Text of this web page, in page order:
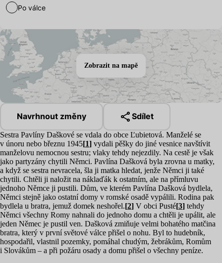
Po válce
Zobrazit na mapě
Navrhnout změny Sdílet
Sestra Pavlíny Daškové se vdala do obce Ľubietová. Manželé se
v únoru nebo březnu 1945[1] vydali pěšky do jiné vesnice navštívit
manželovu nemocnou sestru; vlaky tehdy nejezdily. Na cestě je však
jako partyzány chytili Němci. Pavlína Dašková byla zrovna u matky,
a když se sestra nevracela, šla ji matka hledat, jenže Němci ji také
chytili. Chtěli ji naložit na náklaďák k ostatním, ale na přímluvu
jednoho Němce ji pustili. Dům, ve kterém Pavlína Dašková bydlela,
Němci stejně jako ostatní domy v romské osadě vypálili. Rodina pak
bydlela u bratra, jemuž domek neshořel.[2] V obci Pusté[3] tehdy
Němci všechny Romy nahnali do jednoho domu a chtěli je upálit, ale
jeden Němec je pustil ven. Dašková zmiňuje velmi bohatého matčina
bratra, který v první světové válce přišel o nohu. Byl to hudebník,
hospodařil, vlastnil pozemky, pomáhal chudým, žebrákům, Romům
i Slovákům – a při požáru osady a domu přišel o všechny peníze.